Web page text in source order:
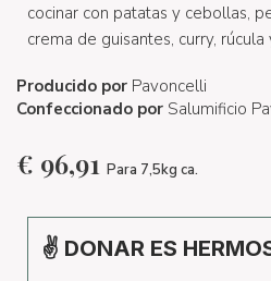
cocinar con patatas y cebollas,
crema de guisantes, curry, rúcula
Producido por Pavoncelli
Confeccionado por Salumificio
€ 96,91 Para 7,5kg ca.
✌ DONAR ES